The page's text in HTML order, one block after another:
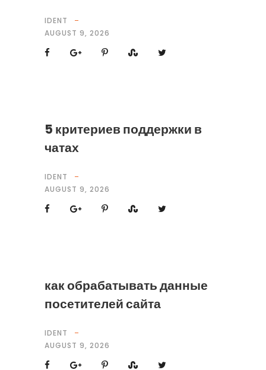
IDENT
AUGUST 9, 2026
5 критериев поддержки в
чатах
IDENT
AUGUST 9, 2026
как обрабатывать данные
посетителей сайта
IDENT
AUGUST 9, 2026